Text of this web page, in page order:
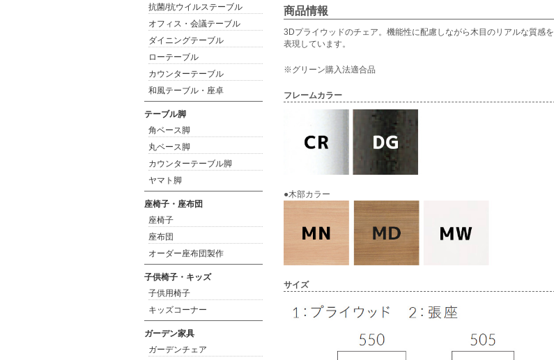
商品情報
3Dプライウッドのチェア。機能性に配慮しながら木目のリアルな質感を
表現しています。
※グリーン購入法適合品
フレームカラー
●木部カラー
サイズ
抗菌/抗ウイルステーブル
オフィス・会議テーブル
ダイニングテーブル
ローテーブル
カウンターテーブル
和風テーブル・座卓
テーブル脚
角ベース脚
丸ベース脚
カウンターテーブル脚
ヤマト脚
座椅子・座布団
座椅子
座布団
オーダー座布団製作
子供椅子・キッズ
子供用椅子
キッズコーナー
ガーデン家具
ガーデンチェア